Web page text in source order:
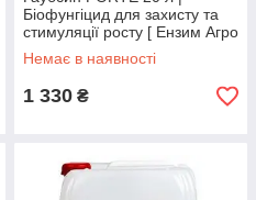
Біофунгіцид для захисту та
стимуляції росту [ Ензим Агро
]Немає в наявності
1 330 ₴